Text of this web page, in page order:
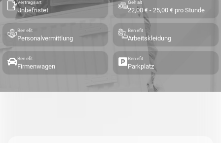
Vertragsart
Unbefristet
Gehalt
22,00 € - 25,00 € pro Stunde
Benefit
Personalvermittlung
Benefit
Arbeitskleidung
Benefit
Firmenwagen
Benefit
Parkplatz